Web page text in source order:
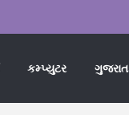
કમ્પ્યુટર ગુજરાત